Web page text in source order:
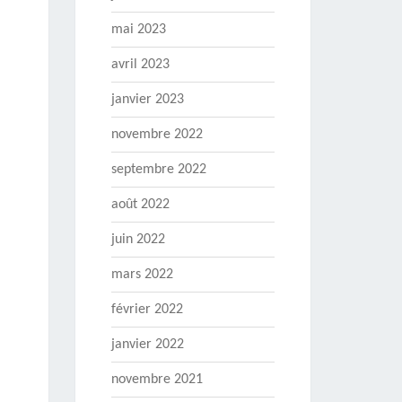
mai 2023
avril 2023
janvier 2023
novembre 2022
septembre 2022
août 2022
juin 2022
mars 2022
février 2022
janvier 2022
novembre 2021